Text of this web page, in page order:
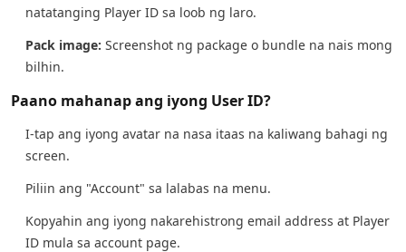
natatanging Player ID sa loob ng laro.
Pack image: Screenshot ng package o bundle na nais mong
bilhin.
Paano mahanap ang iyong User ID?
I-tap ang iyong avatar na nasa itaas na kaliwang bahagi ng
screen.
Piliin ang "Account" sa lalabas na menu.
Kopyahin ang iyong nakarehistrong email address at Player
ID mula sa account page.